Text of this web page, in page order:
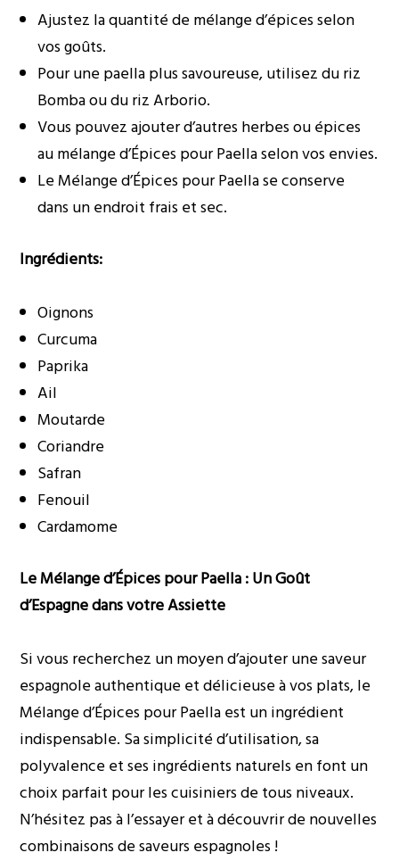
Ajustez la quantité de mélange d’épices selon
vos goûts.
Pour une paella plus savoureuse, utilisez du riz
Bomba ou du riz Arborio.
Vous pouvez ajouter d’autres herbes ou épices
au mélange d’Épices pour Paella selon vos envies.
Le Mélange d’Épices pour Paella se conserve
dans un endroit frais et sec.
Ingrédients:
Oignons
Curcuma
Paprika
Ail
Moutarde
Coriandre
Safran
Fenouil
Cardamome
Le Mélange d’Épices pour Paella : Un Goût
d’Espagne dans votre Assiette
Si vous recherchez un moyen d’ajouter une saveur
espagnole authentique et délicieuse à vos plats, le
Mélange d’Épices pour Paella est un ingrédient
indispensable. Sa simplicité d’utilisation, sa
polyvalence et ses ingrédients naturels en font un
choix parfait pour les cuisiniers de tous niveaux.
N’hésitez pas à l’essayer et à découvrir de nouvelles
combinaisons de saveurs espagnoles !